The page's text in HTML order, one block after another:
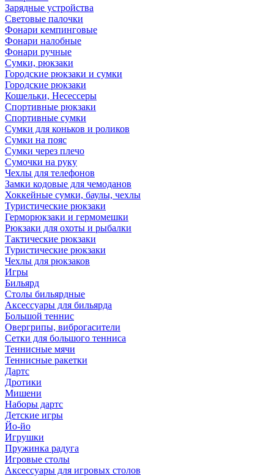
Зарядные устройства
Световые палочки
Фонари кемпинговые
Фонари налобные
Фонари ручные
Сумки, рюкзаки
Городские рюкзаки и сумки
Городские рюкзаки
Кошельки, Несессеры
Спортивные рюкзаки
Спортивные сумки
Сумки для коньков и роликов
Сумки на пояс
Сумки через плечо
Сумочки на руку
Чехлы для телефонов
Замки кодовые для чемоданов
Хоккейные сумки, баулы, чехлы
Туристические рюкзаки
Герморюкзаки и гермомешки
Рюкзаки для охоты и рыбалки
Тактические рюкзаки
Туристические рюкзаки
Чехлы для рюкзаков
Игры
Бильярд
Столы бильярдные
Аксессуары для бильярда
Большой теннис
Овергрипы, виброгасители
Сетки для большого тенниса
Теннисные мячи
Теннисные ракетки
Дартс
Дротики
Мишени
Наборы дартс
Детские игры
Йо-йо
Игрушки
Пружинка радуга
Игровые столы
Аксессуары для игровых столов